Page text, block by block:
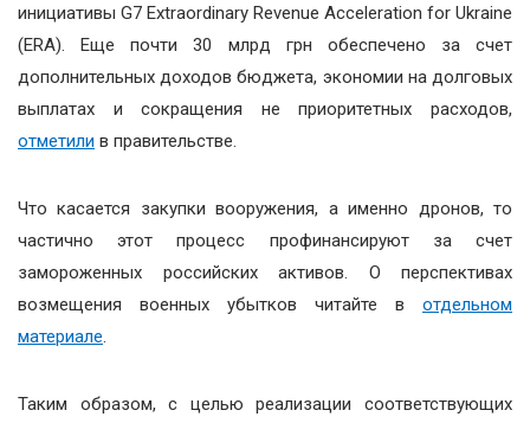
инициативы G7 Extraordinary Revenue Acceleration for Ukraine
(ERA). Еще почти 30 млрд грн обеспечено за счет
дополнительных доходов бюджета, экономии на долговых
выплатах и сокращения не приоритетных расходов,
отметили в правительстве.
Что касается закупки вооружения, а именно дронов, то
частично этот процесс профинансируют за счет
замороженных российских активов. О перспективах
возмещения военных убытков читайте в отдельном
материале.
Таким образом, с целью реализации соответствующих